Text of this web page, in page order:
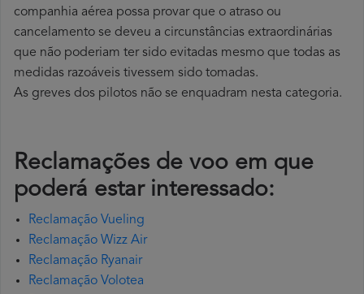
companhia aérea possa provar que o atraso ou
cancelamento se deveu a circunstâncias extraordinárias
que não poderiam ter sido evitadas mesmo que todas as
medidas razoáveis tivessem sido tomadas.
As greves dos pilotos não se enquadram nesta categoria.
Reclamações de voo em que
poderá estar interessado:
Reclamação Vueling
Reclamação Wizz Air
Reclamação Ryanair
Reclamação Volotea